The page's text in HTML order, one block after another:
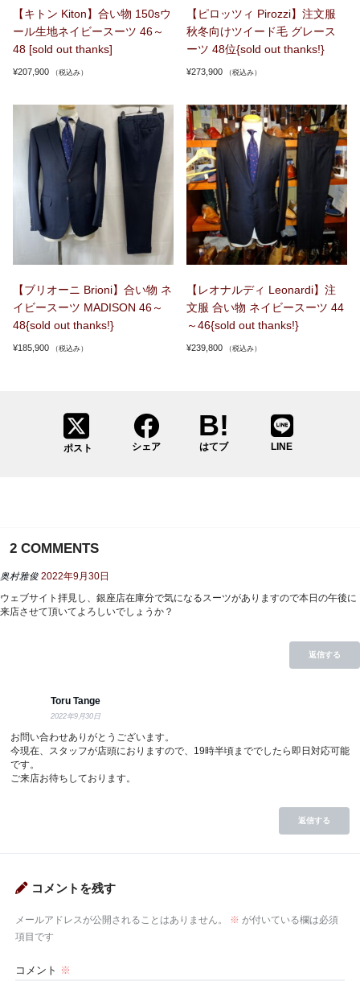
【キトン Kiton】合い物 150sウ
ール生地ネイビースーツ 46～
48 [sold out thanks]
¥207,900 （税込み）
【ピロッツィ Pirozzi】注文服
秋冬向けツイード毛 グレース
ーツ 48位{sold out thanks!}
¥273,900 （税込み）
【ブリオーニ Brioni】合い物 ネ
イビースーツ MADISON 46～
48{sold out thanks!}
¥185,900 （税込み）
【レオナルディ Leonardi】注
文服 合い物 ネイビースーツ 44
～46{sold out thanks!}
¥239,800 （税込み）
ポスト シェア はてブ LINE
2 COMMENTS
奥村雅俊 2022年9月30日
ウェブサイト拝見し、銀座店在庫分で気になるスーツがありますので本日の午後に
来店させて頂いてよろしいでしょうか？
返信する
Toru Tange
2022年9月30日
お問い合わせありがとうございます。
今現在、スタッフが店頭におりますので、19時半頃まででしたら即日対応可能
です。
ご来店お待ちしております。
返信する
コメントを残す
メールアドレスが公開されることはありません。 ※ が付いている欄は必須
項目です
コメント ※